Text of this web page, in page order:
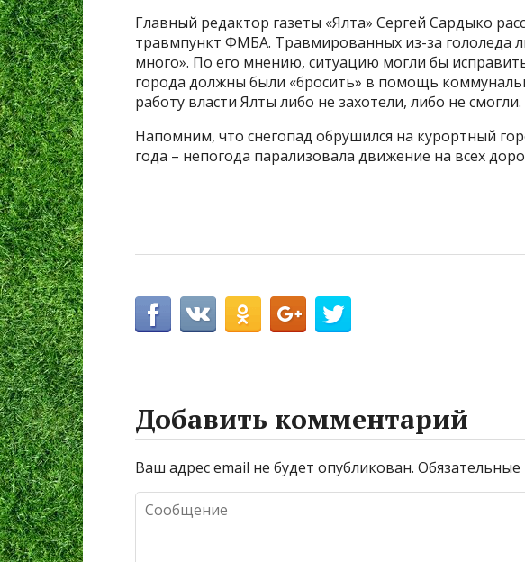
Главный редактор газеты «Ялта» Сергей Сардыко
травмпункт ФМБА. Травмированных из-за гололеда
много». По его мнению, ситуацию могли бы
города должны были «бросить» в помощь
работу власти Ялты либо не захотели, либо не смогли.
Напомним, что снегопад обрушился на курортный
года – непогода парализовала движение на всех
Добавить комментарий
Ваш адрес email не будет опубликован.